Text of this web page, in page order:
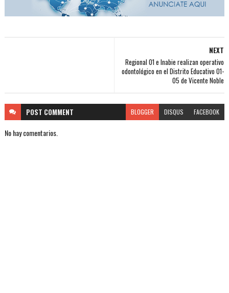
NEXT
Regional 01 e Inabie realizan operativo
odontológico en el Distrito Educativo 01-
05 de Vicente Noble
POST COMMENT BLOGGER DISQUS FACEBOOK
No hay comentarios.